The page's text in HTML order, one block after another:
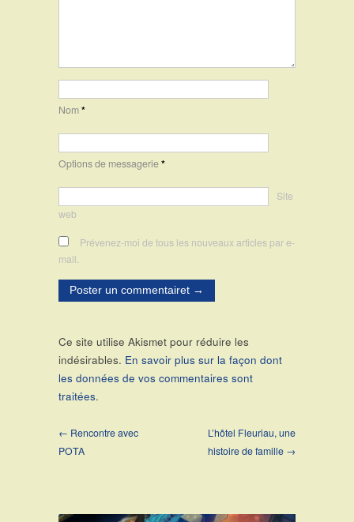
Nom*
Options de messagerie*
Site
web
Prévenez-moi de tous les nouveaux articles par e-
mail.
Ce site utilise Akismet pour réduire les
indésirables. En savoir plus sur la façon dont
les données de vos commentaires sont
traitées.
← Rencontre avec
POTA
L’hôtel Fleuriau, une
histoire de famille →